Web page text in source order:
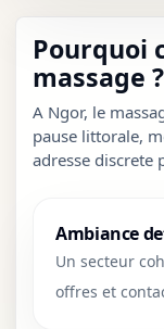
Pourquoi
massage ?
A Ngor, le
pause littorale,
adresse discrete
Ambiance
Un secteur
offres et